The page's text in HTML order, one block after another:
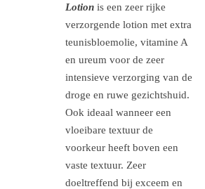
Lotion is een zeer rijke
verzorgende lotion met extra
teunisbloemolie, vitamine A
en ureum voor de zeer
intensieve verzorging van de
droge en ruwe gezichtshuid.
Ook ideaal wanneer een
vloeibare textuur de
voorkeur heeft boven een
vaste textuur. Zeer
doeltreffend bij exceem en